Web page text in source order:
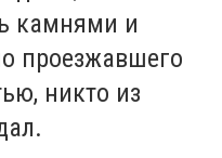
камнями и
проезжавшего
никто из